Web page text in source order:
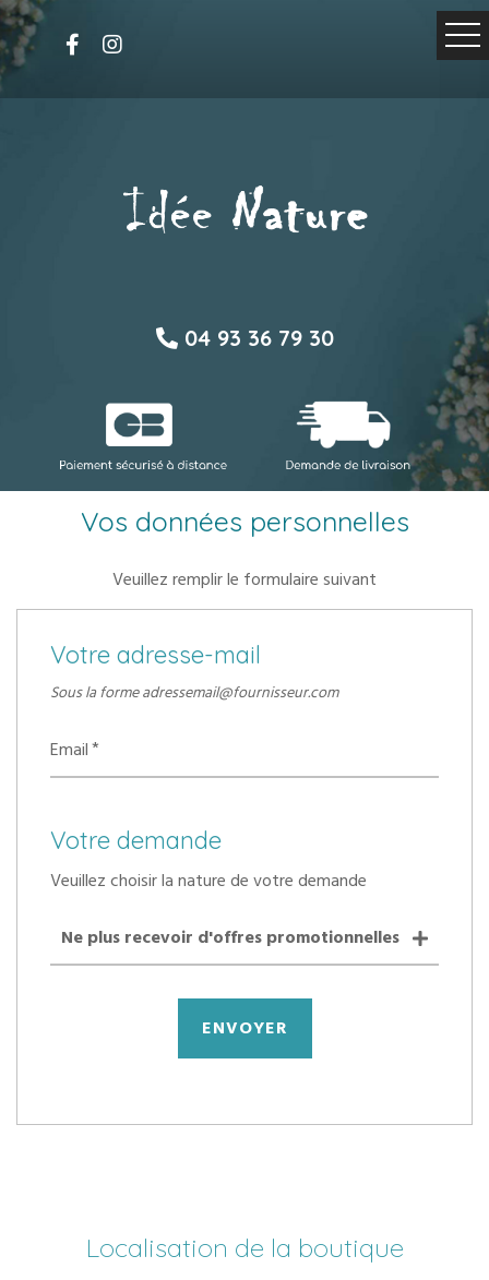
04 93 36 79 30
Vos données personnelles
Veuillez remplir le formulaire suivant
Votre adresse-mail
Sous la forme adressemail@fournisseur.com
Email
Votre demande
Veuillez choisir la nature de votre demande
Ne plus recevoir d'offres promotionnelles
ENVOYER
Localisation de la boutique